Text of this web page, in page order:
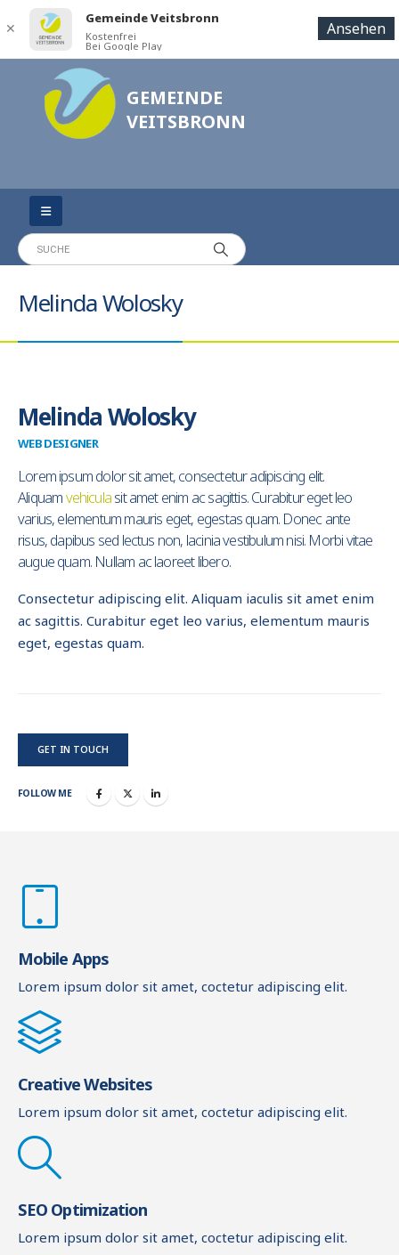
GEMEINDE
VEITSBRONN
Melinda Wolosky
Melinda Wolosky
WEB DESIGNER
Lorem ipsum dolor sit amet, consectetur adipiscing elit.
Aliquamvehiculasit amet enim ac sagittis. Curabitur eget leo
varius, elementum mauris eget, egestas quam. Donec ante
risus, dapibus sed lectus non, lacinia vestibulum nisi. Morbi vitae
augue quam. Nullam ac laoreet libero.
Consectetur adipiscing elit. Aliquam iaculis sit amet enim
ac sagittis. Curabitur eget leo varius, elementum mauris
eget, egestas quam.
GET IN TOUCH
FOLLOW ME
Mobile Apps
Lorem ipsum dolor sit amet, coctetur adipiscing elit.
Creative Websites
Lorem ipsum dolor sit amet, coctetur adipiscing elit.
SEO Optimization
Lorem ipsum dolor sit amet, coctetur adipiscing elit.
✕
Gemeinde Veitsbronn
Kostenfrei
Bei Google Play
Ansehen